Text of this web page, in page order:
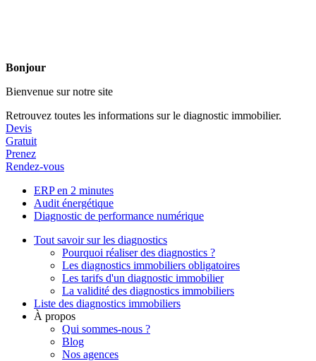
Bonjour
Bienvenue sur notre site
Retrouvez toutes les informations sur le diagnostic immobilier.
Devis
Gratuit
Prenez
Rendez-vous
ERP en 2 minutes
Audit énergétique
Diagnostic de performance numérique
Tout savoir sur les diagnostics
Pourquoi réaliser des diagnostics ?
Les diagnostics immobiliers obligatoires
Les tarifs d'un diagnostic immobilier
La validité des diagnostics immobiliers
Liste des diagnostics immobiliers
À propos
Qui sommes-nous ?
Blog
Nos agences